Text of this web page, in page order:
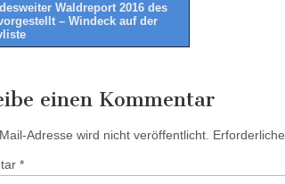
Waldreport 2016 des
– Windeck auf der
einen Kommentar
Adresse wird nicht veröffentlicht.
*